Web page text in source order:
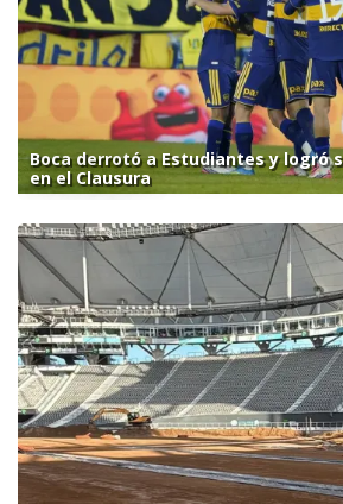
Boca derrotó a Estudiantes y logró
en el Clausura